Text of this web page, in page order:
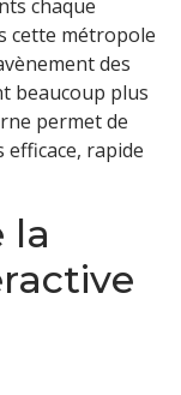
chaque
cette métropole
des
beaucoup plus
permet de
rapide
la